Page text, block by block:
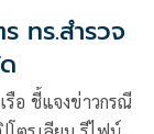
ทร.สำรวจ